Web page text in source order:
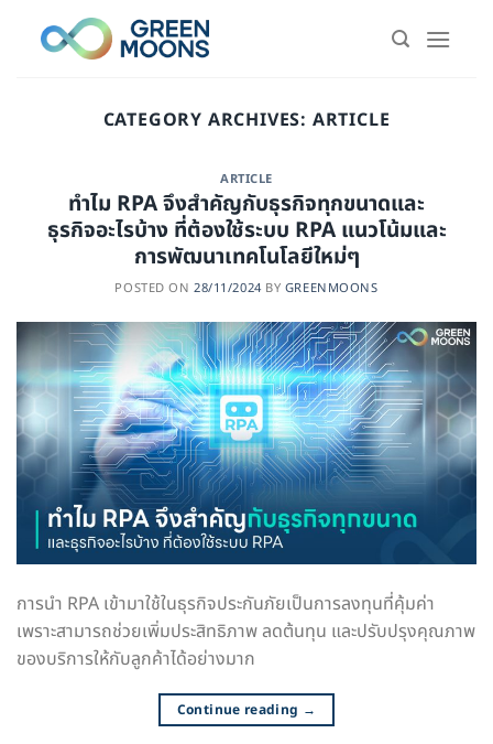
CATEGORY ARCHIVES: ARTICLE
ARTICLE
ทำไม RPA จึงสำคัญกับธุรกิจทุกขนาดและ
ธุรกิจอะไรบ้าง ที่ต้องใช้ระบบ RPA แนวโน้มและ
การพัฒนาเทคโนโลยีใหม่ๆ
POSTED ON28/11/2024 BY GREENMOONS
การนำ RPA เข้ามาใช้ในธุรกิจประกันภัยเป็นการลงทุนที่คุ้มค่า
เพราะสามารถช่วยเพิ่มประสิทธิภาพ ลดต้นทุน และปรับปรุงคุณภาพ
ของบริการให้กับลูกค้าได้อย่างมาก
Continue reading →